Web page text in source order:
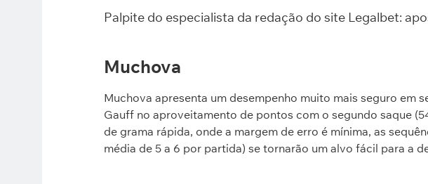
Palpite do especialista da redação do site Legalbet:
Muchova
Muchova apresenta um desempenho muito mais seguro em
Gauff no aproveitamento de pontos com o segundo saque
de grama rápida, onde a margem de erro é mínima, as
média de 5 a 6 por partida) se tornarão um alvo fácil para a